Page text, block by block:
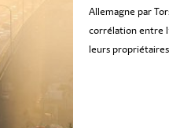
Allemagne par
corrélation entre
leurs